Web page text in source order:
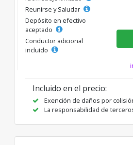
Reunirse y Saludar
Depósito en efectivo
aceptado
Conductor adicional
incluido
Incluido en el precio:
Exención de daños por
La responsabilidad de